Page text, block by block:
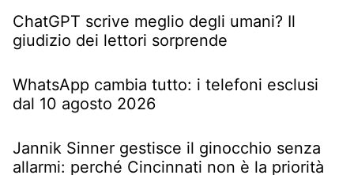
ChatGPT scrive meglio degli umani? Il
giudizio dei lettori sorprende
WhatsApp cambia tutto: i telefoni esclusi
dal 10 agosto 2026
Jannik Sinner gestisce il ginocchio senza
allarmi: perché Cincinnati non è la priorità